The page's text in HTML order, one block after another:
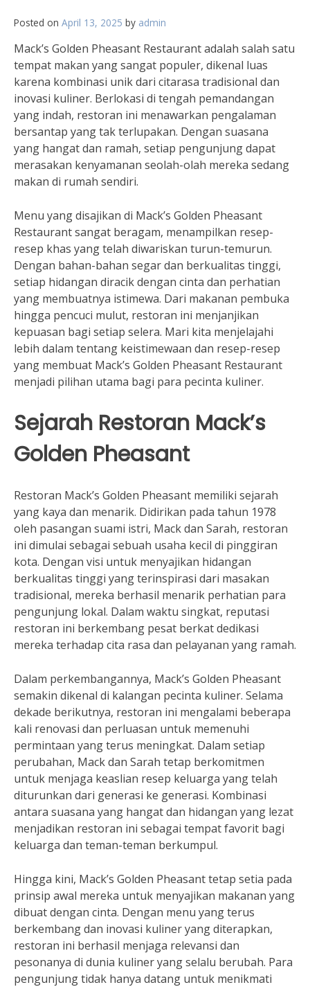
Posted on April 13, 2025 by admin
Mack’s Golden Pheasant Restaurant adalah salah satu
tempat makan yang sangat populer, dikenal luas
karena kombinasi unik dari citarasa tradisional dan
inovasi kuliner. Berlokasi di tengah pemandangan
yang indah, restoran ini menawarkan pengalaman
bersantap yang tak terlupakan. Dengan suasana
yang hangat dan ramah, setiap pengunjung dapat
merasakan kenyamanan seolah-olah mereka sedang
makan di rumah sendiri.
Menu yang disajikan di Mack’s Golden Pheasant
Restaurant sangat beragam, menampilkan resep-
resep khas yang telah diwariskan turun-temurun.
Dengan bahan-bahan segar dan berkualitas tinggi,
setiap hidangan diracik dengan cinta dan perhatian
yang membuatnya istimewa. Dari makanan pembuka
hingga pencuci mulut, restoran ini menjanjikan
kepuasan bagi setiap selera. Mari kita menjelajahi
lebih dalam tentang keistimewaan dan resep-resep
yang membuat Mack’s Golden Pheasant Restaurant
menjadi pilihan utama bagi para pecinta kuliner.
Sejarah Restoran Mack’s
Golden Pheasant
Restoran Mack’s Golden Pheasant memiliki sejarah
yang kaya dan menarik. Didirikan pada tahun 1978
oleh pasangan suami istri, Mack dan Sarah, restoran
ini dimulai sebagai sebuah usaha kecil di pinggiran
kota. Dengan visi untuk menyajikan hidangan
berkualitas tinggi yang terinspirasi dari masakan
tradisional, mereka berhasil menarik perhatian para
pengunjung lokal. Dalam waktu singkat, reputasi
restoran ini berkembang pesat berkat dedikasi
mereka terhadap cita rasa dan pelayanan yang ramah.
Dalam perkembangannya, Mack’s Golden Pheasant
semakin dikenal di kalangan pecinta kuliner. Selama
dekade berikutnya, restoran ini mengalami beberapa
kali renovasi dan perluasan untuk memenuhi
permintaan yang terus meningkat. Dalam setiap
perubahan, Mack dan Sarah tetap berkomitmen
untuk menjaga keaslian resep keluarga yang telah
diturunkan dari generasi ke generasi. Kombinasi
antara suasana yang hangat dan hidangan yang lezat
menjadikan restoran ini sebagai tempat favorit bagi
keluarga dan teman-teman berkumpul.
Hingga kini, Mack’s Golden Pheasant tetap setia pada
prinsip awal mereka untuk menyajikan makanan yang
dibuat dengan cinta. Dengan menu yang terus
berkembang dan inovasi kuliner yang diterapkan,
restoran ini berhasil menjaga relevansi dan
pesonanya di dunia kuliner yang selalu berubah. Para
pengunjung tidak hanya datang untuk menikmati